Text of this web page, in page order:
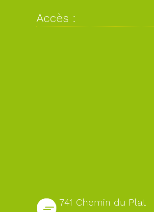
Accès :
741 Chemin du Plat